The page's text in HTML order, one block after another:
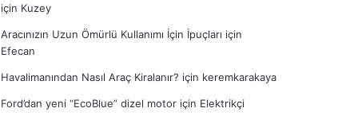
için Kuzey
Aracınızın Uzun Ömürlü Kullanımı İçin İpuçları için
Efecan
Havalimanından Nasıl Araç Kiralanır? için keremkarakaya
Ford’dan yeni “EcoBlue” dizel motor için Elektrikçi